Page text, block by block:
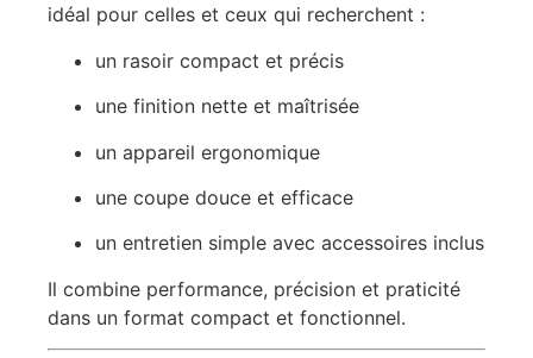
idéal pour celles et ceux qui recherchent :
un rasoir compact et précis
une finition nette et maîtrisée
un appareil ergonomique
une coupe douce et efficace
un entretien simple avec accessoires inclus
Il combine performance, précision et praticité
dans un format compact et fonctionnel.